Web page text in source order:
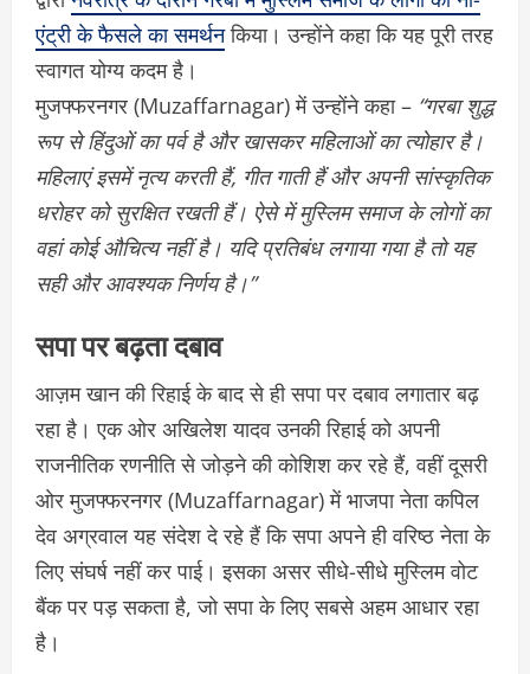
एंट्री के फैसले का समर्थनकिया। उन्होंने कहा कि यह पूरी तरह
स्वागत योग्य कदम है।
मुजफ्फरनगर (Muzaffarnagar) में उन्होंने कहा – “गरबा शुद्ध
रूप से हिंदुओं का पर्व है और खासकर महिलाओं का त्योहार है।
महिलाएं इसमें नृत्य करती हैं, गीत गाती हैं और अपनी सांस्कृतिक
धरोहर को सुरक्षित रखती हैं। ऐसे में मुस्लिम समाज के लोगों का
वहां कोई औचित्य नहीं है। यदि प्रतिबंध लगाया गया है तो यह
सही और आवश्यक निर्णय है।”
सपा पर बढ़ता दबाव
आज़म खान की रिहाई के बाद से ही सपा पर दबाव लगातार बढ़
रहा है। एक ओर अखिलेश यादव उनकी रिहाई को अपनी
राजनीतिक रणनीति से जोड़ने की कोशिश कर रहे हैं, वहीं दूसरी
ओर मुजफ्फरनगर (Muzaffarnagar) में भाजपा नेता कपिल
देव अग्रवाल यह संदेश दे रहे हैं कि सपा अपने ही वरिष्ठ नेता के
लिए संघर्ष नहीं कर पाई। इसका असर सीधे-सीधे मुस्लिम वोट
बैंक पर पड़ सकता है, जो सपा के लिए सबसे अहम आधार रहा
है।